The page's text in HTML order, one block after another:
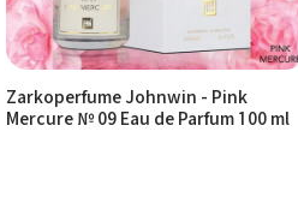
Zarkoperfume Johnwin - Pink
Mercure № 09 Eau de Parfum 100 ml